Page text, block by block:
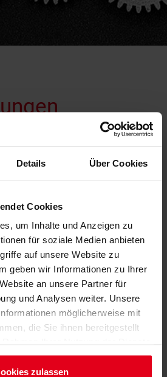
Details Über Cookies
Cookies
um Inhalte und Anzeigen zu
für soziale Medien anbieten
auf unsere Website zu
geben wir Informationen zu Ihrer
an unsere Partner für
und Analysen weiter. Unsere
möglicherweise mit
die Sie ihnen bereitgestellt
zulassen
Plätze verfügbar